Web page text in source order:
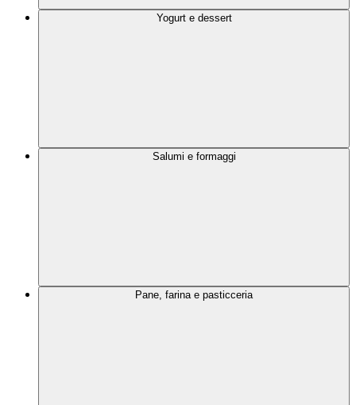
Yogurt e dessert
Salumi e formaggi
Pane, farina e pasticceria